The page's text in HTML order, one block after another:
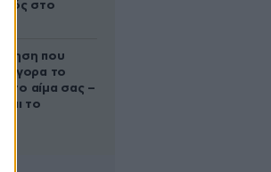
στο
που
το
στο αίμα σας –
το